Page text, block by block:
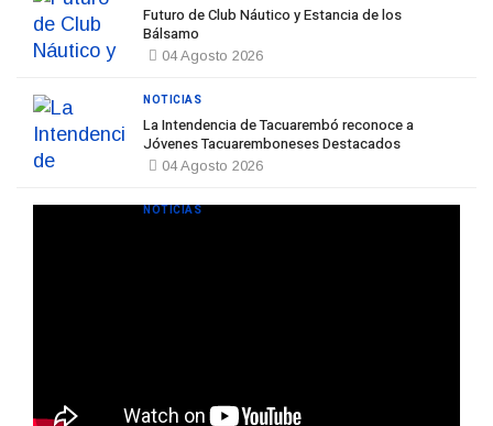
Futuro de Club Náutico y Estancia de los
Bálsamo
04 Agosto 2026
La Intendencia de Tacuarembó reconoce a
Jóvenes Tacuaremboneses Destacados
04 Agosto 2026
NOTICIAS
NOTICIAS